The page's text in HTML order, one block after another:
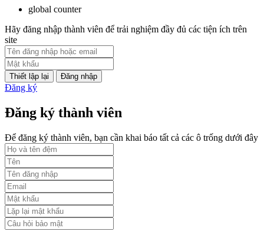
PL2-2164/UBND
Phụ lục 2 - Kèm theo quyết định số 2164
Lượt xem:1998 | lượt tải:1060
PL3-2164/UBND
Phụ lục 3 - Kèm theo quyết định số 2164
Lượt xem:2010 | lượt tải:1158
52/2019/QH14
Luật sửa đổi, bổ sung một số điều của luật cán bộ, công chức. luật
công chức
Lượt xem:1784 | lượt tải:546
global counter
Hãy đăng nhập thành viên để trải nghiệm đầy đủ các tiện ích trên
site
Đăng nhập
Đăng ký
Đăng ký thành viên
Để đăng ký thành viên, bạn cần khai báo tất cả các ô trống dưới đây